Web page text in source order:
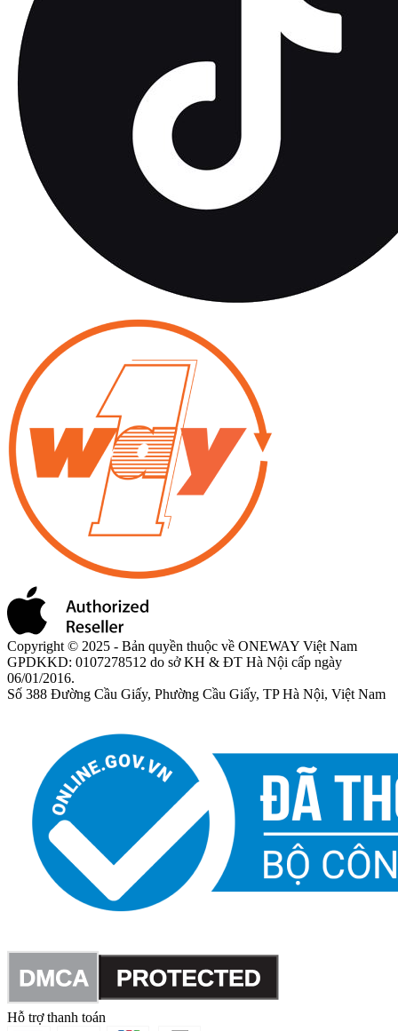
Copyright © 2025 - Bản quyền thuộc về ONEWAY Việt Nam
GPDKKD: 0107278512 do sở KH & ĐT Hà Nội cấp ngày
06/01/2016.
Số 388 Đường Cầu Giấy, Phường Cầu Giấy, TP Hà Nội, Việt Nam
Hỗ trợ thanh toán